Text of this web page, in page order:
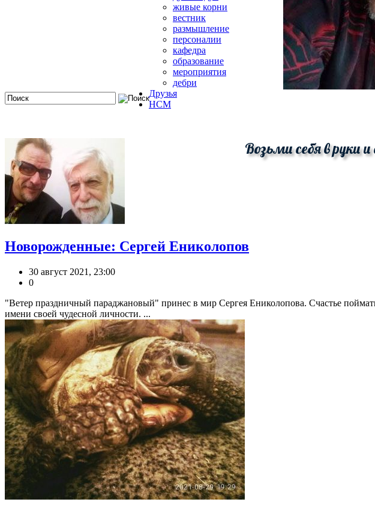
Возьми себя в руки
живые корни
вестник
размышление
персоналии
кафедра
образование
мероприятия
дебри
Друзья
HCM
Новорожденные: Сергей Ениколопов
30 август 2021, 23:00
0
"Ветер праздничный параджановый" принес в мир Сергея Ениколопова. Счастье
имени своей чудесной личности. ...